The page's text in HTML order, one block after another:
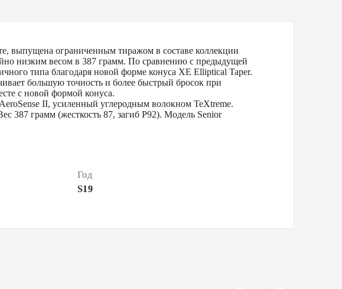
выпущена ограниченным тиражом в составе коллекции
низким весом в 387 грамм. По сравнению с предыдущей
типа благодаря новой форме конуса XE Elliptical Taper.
большую точность и более быстрый бросок при
с новой формой конуса.
II, усиленный углеродным волокном TeXtreme.
387 грамм (жесткость 87, загиб P92). Модель Senior
Год
S19